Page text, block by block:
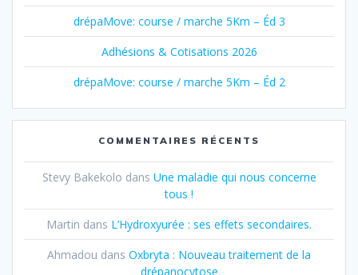
drépaMove: course / marche 5Km – Éd 3
Adhésions & Cotisations 2026
drépaMove: course / marche 5Km – Éd 2
COMMENTAIRES RÉCENTS
Stevy Bakekolo dans Une maladie qui nous concerne
tous !
Martin dans L’Hydroxyurée : ses effets secondaires.
Ahmadou dans Oxbryta : Nouveau traitement de la
drépanocytose